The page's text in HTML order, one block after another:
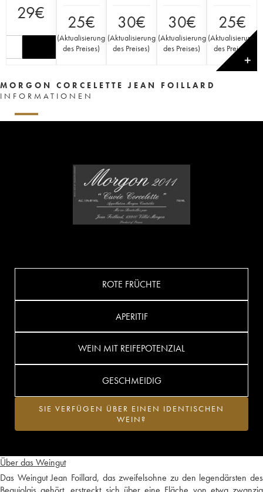
29€ 25€
(Aktualisierung
des Preises)
30€
(Aktualisierung
des Preises)
30€
(Aktualisierung
des Preises)
25€
(Aktualisierung
des Preises
✕
MORGON CORCELETTE JEAN FOILLARD
INFORMATIONEN
Über das Weingut
Das Weingut Jean Foillard, das zweifelsohne zu den legendärsten des
ROTE FRÜCHTE
APERITIF
WEIN MIT REIFEPOTENZIAL
GESCHMEIDIG
SIE VERFÜGEN ÜBER EINEN IDENTISCHEN
WEIN?